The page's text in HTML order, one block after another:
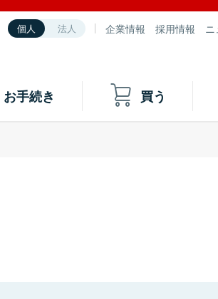
個人 法人 企業情報 採用情報
手続き 買う